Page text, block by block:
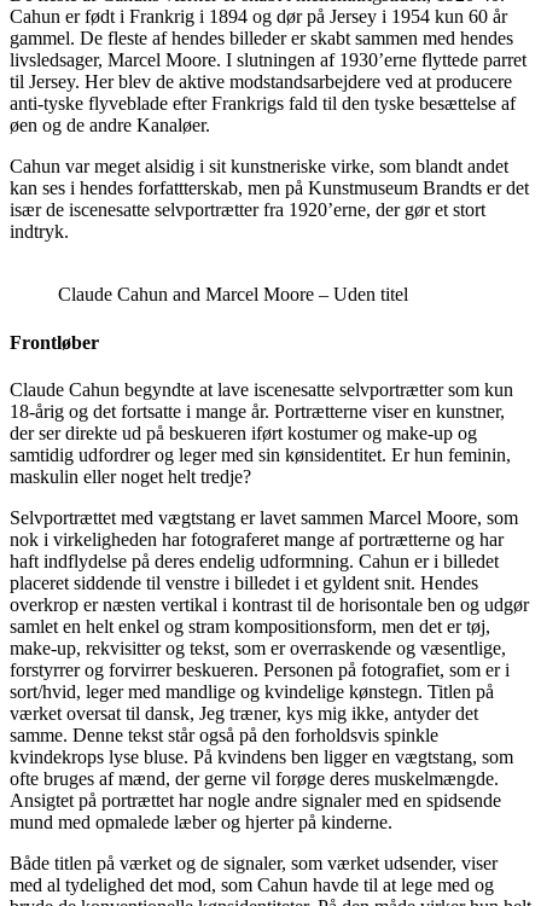
Cahun er født i Frankrig i 1894 og dør på Jersey i 1954 kun 60 år
gammel. De fleste af hendes billeder er skabt sammen med hendes
livsledsager, Marcel Moore. I slutningen af 1930’erne flyttede parret
til Jersey. Her blev de aktive modstandsarbejdere ved at producere
anti-tyske flyveblade efter Frankrigs fald til den tyske besættelse af
øen og de andre Kanaløer.
Cahun var meget alsidig i sit kunstneriske virke, som blandt andet
kan ses i hendes forfattterskab, men på Kunstmuseum Brandts er det
især de iscenesatte selvportrætter fra 1920’erne, der gør et stort
indtryk.
Claude Cahun and Marcel Moore – Uden titel
Frontløber
Claude Cahun begyndte at lave iscenesatte selvportrætter som kun
18-årig og det fortsatte i mange år. Portrætterne viser en kunstner,
der ser direkte ud på beskueren iført kostumer og make-up og
samtidig udfordrer og leger med sin kønsidentitet. Er hun feminin,
maskulin eller noget helt tredje?
Selvportrættet med vægtstang er lavet sammen Marcel Moore, som
nok i virkeligheden har fotograferet mange af portrætterne og har
haft indflydelse på deres endelig udformning. Cahun er i billedet
placeret siddende til venstre i billedet i et gyldent snit. Hendes
overkrop er næsten vertikal i kontrast til de horisontale ben og udgør
samlet en helt enkel og stram kompositionsform, men det er tøj,
make-up, rekvisitter og tekst, som er overraskende og væsentlige,
forstyrrer og forvirrer beskueren. Personen på fotografiet, som er i
sort/hvid, leger med mandlige og kvindelige kønstegn. Titlen på
værket oversat til dansk, Jeg træner, kys mig ikke, antyder det
samme. Denne tekst står også på den forholdsvis spinkle
kvindekrops lyse bluse. På kvindens ben ligger en vægtstang, som
ofte bruges af mænd, der gerne vil forøge deres muskelmængde.
Ansigtet på portrættet har nogle andre signaler med en spidsende
mund med opmalede læber og hjerter på kinderne.
Både titlen på værket og de signaler, som værket udsender, viser
med al tydelighed det mod, som Cahun havde til at lege med og